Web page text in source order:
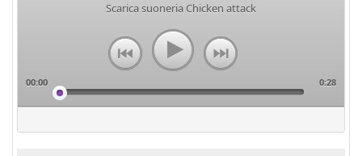
Scarica suoneria Chicken attack
00:00 0:28